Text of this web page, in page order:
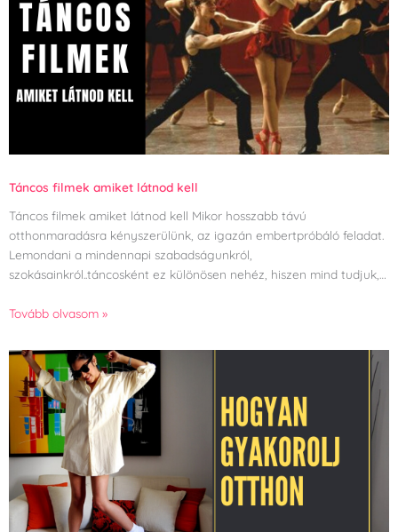
Táncos filmek amiket látnod kell
Táncos filmek amiket látnod kell Mikor hosszabb távú
otthonmaradásra kényszerülünk, az igazán embertpróbáló feladat.
Lemondani a mindennapi szabadságunkról,
szokásainkról..táncosként ez különösen nehéz, hiszen mind tudjuk,…
Tovább olvasom »